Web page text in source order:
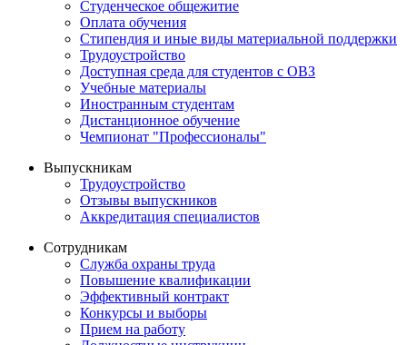
Студенческое общежитие
Оплата обучения
Стипендия и иные виды материальной поддержки
Трудоустройство
Доступная среда для студентов с ОВЗ
Учебные материалы
Иностранным студентам
Дистанционное обучение
Чемпионат "Профессионалы"
Выпускникам
Трудоустройство
Отзывы выпускников
Аккредитация специалистов
Сотрудникам
Служба охраны труда
Повышение квалификации
Эффективный контракт
Конкурсы и выборы
Прием на работу